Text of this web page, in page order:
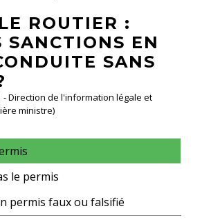
ROUTIER :
SANCTIONS EN
SANS
- Direction de l'information légale et
ministre)
le permis
permis faux ou falsifié